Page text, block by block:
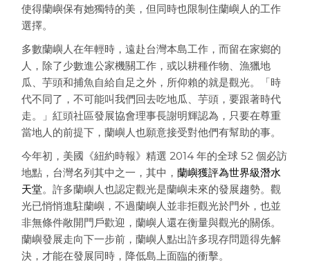
使得蘭嶼保有她獨特的美，但同時也限制住蘭嶼人的工作
選擇。
多數蘭嶼人在年輕時，遠赴台灣本島工作，而留在家鄉的
人，除了少數進公家機關工作，或以耕種作物、漁獵地
瓜、芋頭和捕魚自給自足之外，所仰賴的就是觀光。「時
代不同了，不可能叫我們回去吃地瓜、芋頭，要跟著時代
走。」紅頭社區發展協會理事長謝明輝認為，只要在尊重
當地人的前提下，蘭嶼人也願意接受對他們有幫助的事。
今年初，美國《紐約時報》精選 2014 年的全球 52 個必訪
地點，台灣名列其中之一，其中，蘭嶼獲評為世界級潛水
天堂。許多蘭嶼人也認定觀光是蘭嶼未來的發展趨勢。觀
光已悄悄進駐蘭嶼，不過蘭嶼人並非拒觀光於門外，也並
非無條件敞開門戶歡迎，蘭嶼人還在衡量與觀光的關係。
蘭嶼發展走向下一步前，蘭嶼人點出許多現存問題得先解
決，才能在發展同時，降低島上面臨的衝擊。